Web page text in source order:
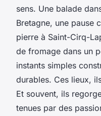
sens. Une balade
Bretagne, une pause
pierre à Saint-Cirq-
de fromage dans un
instants simples
durables. Ces lieux,
Et souvent, ils
tenues par des